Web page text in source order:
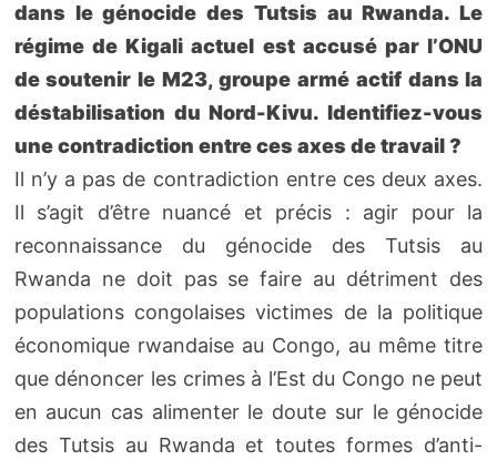
dans le génocide des Tutsis au Rwanda. Le
régime de Kigali actuel est accusé par l’ONU
de soutenir le M23, groupe armé actif dans la
déstabilisation du Nord-Kivu. Identifiez-vous
une contradiction entre ces axes de travail ?
Il n’y a pas de contradiction entre ces deux axes.
Il s’agit d’être nuancé et précis : agir pour la
reconnaissance du génocide des Tutsis au
Rwanda ne doit pas se faire au détriment des
populations congolaises victimes de la politique
économique rwandaise au Congo, au même titre
que dénoncer les crimes à l’Est du Congo ne peut
en aucun cas alimenter le doute sur le génocide
des Tutsis au Rwanda et toutes formes d’anti-